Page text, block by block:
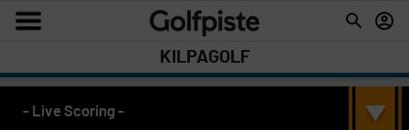
KILPAGOLF
- Live Scoring -